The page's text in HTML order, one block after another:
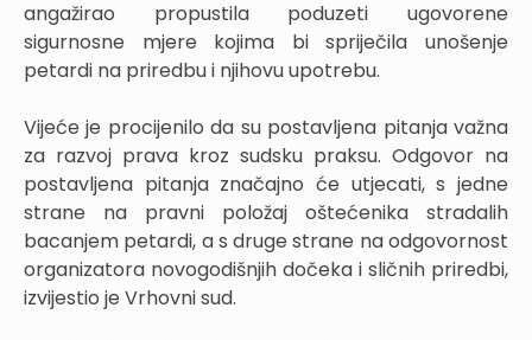
angažirao propustila poduzeti ugovorene
sigurnosne mjere kojima bi spriječila unošenje
petardi na priredbu i njihovu upotrebu.
Vijeće je procijenilo da su postavljena pitanja važna
za razvoj prava kroz sudsku praksu. Odgovor na
postavljena pitanja značajno će utjecati, s jedne
strane na pravni položaj oštećenika stradalih
bacanjem petardi, a s druge strane na odgovornost
organizatora novogodišnjih dočeka i sličnih priredbi,
izvijestio je Vrhovni sud.